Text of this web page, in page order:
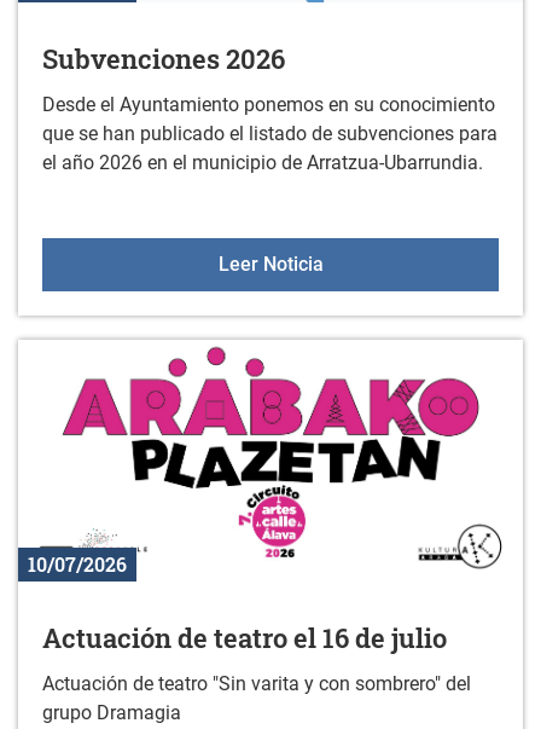
Subvenciones 2026
Desde el Ayuntamiento ponemos en su conocimiento
que se han publicado el listado de subvenciones para
el año 2026 en el municipio de Arratzua-Ubarrundia.
Leer NoticiaSubvenciones 2026
10/07/2026
Actuación de teatro el 16 de julio
Actuación de teatro "Sin varita y con sombrero" del
grupo Dramagia